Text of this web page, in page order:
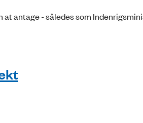
antage - således som